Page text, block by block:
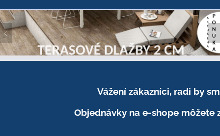
Vážení zákazníci, radi by
Objednávky na e-shope môžete